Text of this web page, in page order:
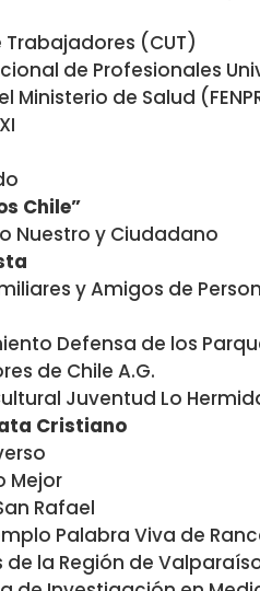
(CUT)
de Profesionales
Ministerio de Salud
Chile”
Nuestro y Ciudadano
y Amigos de
Defensa de los
de Chile A.G.
Juventud Lo
Cristiano
Mejor
Rafael
Palabra Viva de
la Región de Valparaíso